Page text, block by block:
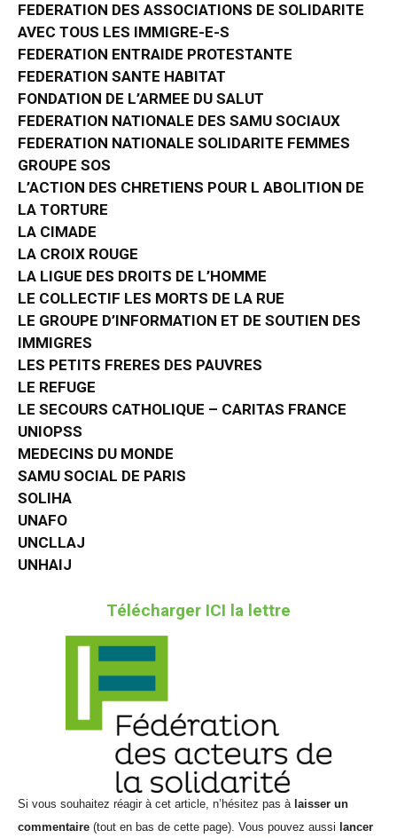
FEDERATION DES ASSOCIATIONS DE SOLIDARITE
AVEC TOUS LES IMMIGRE-E-S
FEDERATION ENTRAIDE PROTESTANTE
FEDERATION SANTE HABITAT
FONDATION DE L’ARMEE DU SALUT
FEDERATION NATIONALE DES SAMU SOCIAUX
FEDERATION NATIONALE SOLIDARITE FEMMES
GROUPE SOS
L’ACTION DES CHRETIENS POUR L ABOLITION DE
LA TORTURE
LA CIMADE
LA CROIX ROUGE
LA LIGUE DES DROITS DE L’HOMME
LE COLLECTIF LES MORTS DE LA RUE
LE GROUPE D’INFORMATION ET DE SOUTIEN DES
IMMIGRES
LES PETITS FRERES DES PAUVRES
LE REFUGE
LE SECOURS CATHOLIQUE – CARITAS FRANCE
UNIOPSS
MEDECINS DU MONDE
SAMU SOCIAL DE PARIS
SOLIHA
UNAFO
UNCLLAJ
UNHAIJ
Télécharger ICI la lettre
Si vous souhaitez réagir à cet article, n’hésitez pas à laisser un
commentaire (tout en bas de cette page). Vous pouvez aussi lancer